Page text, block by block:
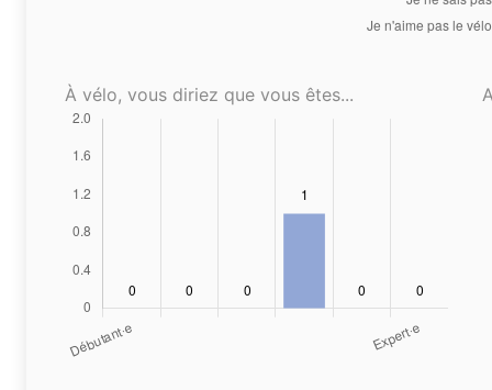
À vélo, vous diriez que vous êtes...